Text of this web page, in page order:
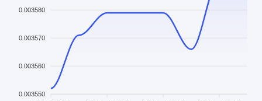
0.003580
0.003570
0.003560
0.003550